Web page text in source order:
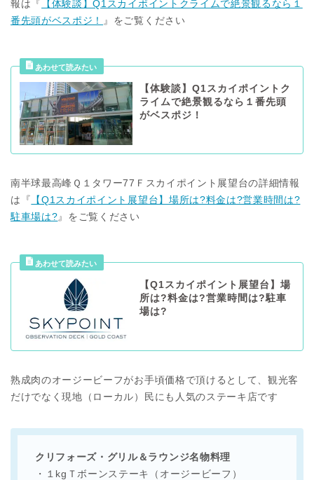
報は『
【体験談】Q1スカイポイントクライムで絶景観るなら１
番先頭がベスポジ！
』をご覧ください
【体験談】Q1スカイポイントク
ライムで絶景観るなら１番先頭
がベスポジ！
南半球最高峰Ｑ１タワー77Ｆスカイポイント展望台の詳細情報
は『
【Q1スカイポイント展望台】場所は?料金は?営業時間は?
駐車場は?』をご覧ください
【Q1スカイポイント展望台】場
所は?料金は?営業時間は?駐車
場は?
熟成肉のオージービーフがお手頃価格で頂けるとして、観光客
だけでなく現地（ローカル）民にも人気のステーキ店です
クリフォーズ・グリル＆ラウンジ名物料理
・１kgＴボーンステーキ（オージービーフ）